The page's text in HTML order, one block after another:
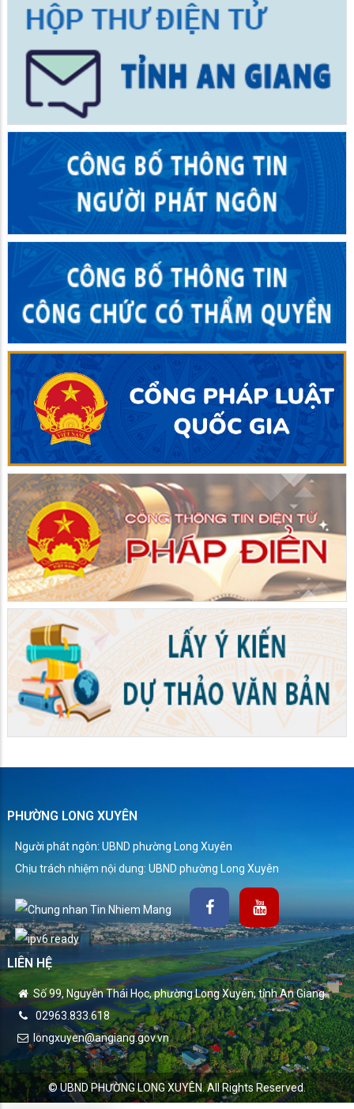
PHƯỜNG LONG XUYÊN
Người phát ngôn: UBND phường Long Xuyên
Chịu trách nhiệm nội dung: UBND phường Long Xuyên
LIÊN HỆ
Số 99, Nguyễn Thái Học, phường Long Xuyên, tỉnh An Giang.
02963.833.618
longxuyen@angiang.gov.vn
© UBND PHƯỜNG LONG XUYÊN. All Rights Reserved.